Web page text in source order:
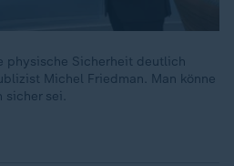
physische Sicherheit deutlich
Michel Friedman. Man könne
sicher sei.